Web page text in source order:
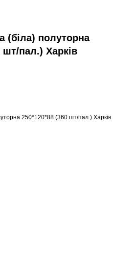
(біла) полуторна
шт/пал.) Харків
250*120*88 (360 шт/пал.) Харків